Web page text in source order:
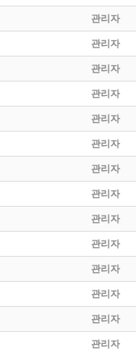
관리자
관리자
관리자
관리자
관리자
관리자
관리자
관리자
관리자
관리자
관리자
관리자
관리자
관리자